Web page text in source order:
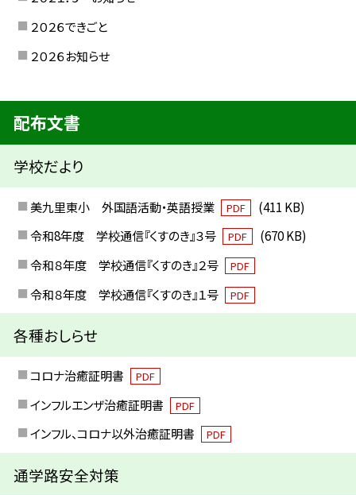
２０２６できごと
２０２６お知らせ
配布文書
学校だより
美九里東小 外国語活動・英語授業 PDF
(411 KB)
令和8年度 学校通信『くすのき』３号
PDF
(670 KB)
令和８年度 学校通信『くすのき』２号
PDF
令和８年度 学校通信『くすのき』１号 PDF
各種おしらせ
コロナ治癒証明書 PDF
インフルエンザ治癒証明書 PDF
インフル、コロナ以外治癒証明書 PDF
通学路安全対策